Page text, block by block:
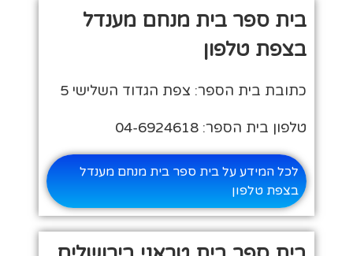
בית ספר בית מנחם מענדל
בצפת טלפון
כתובת בית הספר: צפת הגדוד השלישי 5
טלפון בית הספר: 04-6924618
לכל המידע על בית ספר בית מנחם מענדל
בצפת טלפון